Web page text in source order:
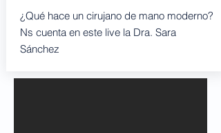
¿Qué hace un cirujano de mano moderno?
Ns cuenta en este live la Dra. Sara
Sánchez